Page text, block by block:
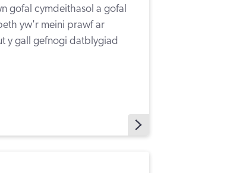
gofal cymdeithasol a gofal
yw'r meini prawf ar
y gall gefnogi datblygiad